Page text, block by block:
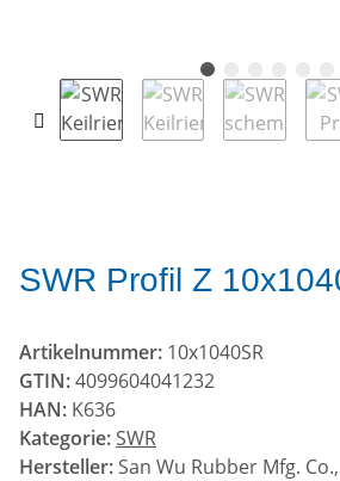
SWR Profil Z
Artikelnummer: 10x1040SR
GTIN:4099604041232
HAN: K636
Kategorie: SWR
Hersteller: San Wu Rubber Mfg.